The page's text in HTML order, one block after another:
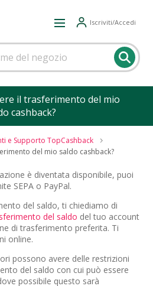
Iscriviti/Accedi
il trasferimento del mio
cashback?
e Supporto TopCashback
del mio saldo cashback?
è diventata disponibile, puoi
SEPA o PayPal.
del saldo, ti chiediamo di
del saldo del tuo account
di trasferimento preferita. Ti
online.
possono avere delle restrizioni
del saldo con cui può essere
possibile questo sarà